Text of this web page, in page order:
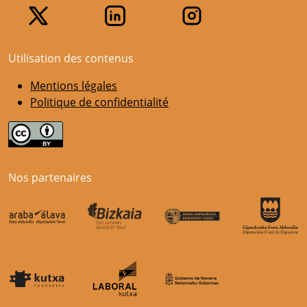
Utilisation des contenus
Mentions légales
Politique de confidentialité
Nos partenaires